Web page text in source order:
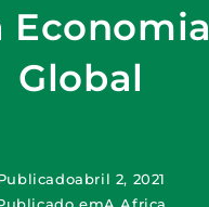
Economia
Global
abril 2, 2021